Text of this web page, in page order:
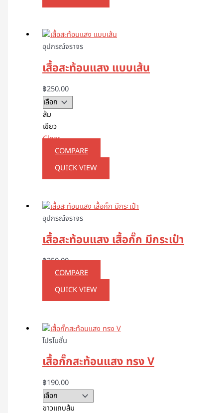
อุปกรณ์จราจร
เสื้อสะท้อนแสง แบบเส้น
฿250.00
ส้ม
เขียว
Clear
COMPARE
QUICK VIEW
อุปกรณ์จราจร
เสื้อสะท้อนแสง เสื้อกั๊ก มีกระเป๋า
฿250.00
COMPARE
QUICK VIEW
โปรโมชั่น
เสื้อกั๊กสะท้อนแสง ทรง V
฿190.00
ขาวแถบส้ม